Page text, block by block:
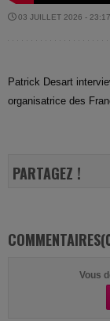
03 JUILLET 2026 -
Patrick Desart
organisatrice des
PARTAGEZ !
Vous